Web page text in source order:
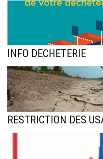
INFO DECHETERIE
RESTRICTION DES